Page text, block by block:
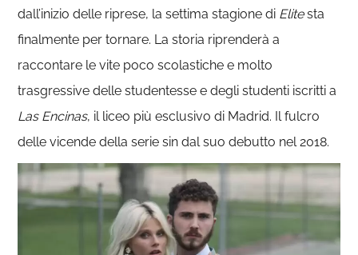
dall’inizio delle riprese, la settima stagione di Elitesta
finalmente per tornare. La storia riprenderà a
raccontare le vite poco scolastiche e molto
trasgressive delle studentesse e degli studenti iscritti a
Las Encinas, il liceo più esclusivo di Madrid. Il fulcro
delle vicende della serie sin dal suo debutto nel 2018.